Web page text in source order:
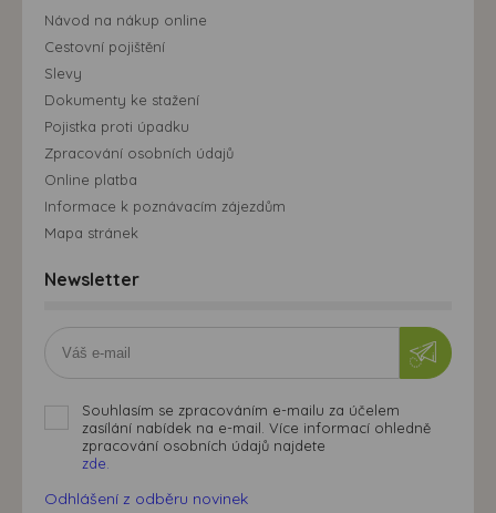
Návod na nákup online
Cestovní pojištění
Slevy
Dokumenty ke stažení
Pojistka proti úpadku
Zpracování osobních údajů
Online platba
Informace k poznávacím zájezdům
Mapa stránek
Newsletter
Souhlasím se zpracováním e-mailu za účelem
zasílání nabídek na e-mail. Více informací ohledně
zpracování osobních údajů najdete
zde.
Odhlášení z odběru novinek